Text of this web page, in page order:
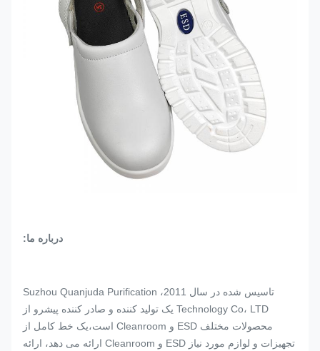
درباره ما:
تاسیس شده در سال 2011، Suzhou Quanjuda Purification
Technology Co، LTD یک تولید کننده و صادر کننده پیشرو از
محصولات مختلف ESD و Cleanroom است،یک خط کامل از
تجهیزات و لوازم مورد نیاز ESD و Cleanroom ارائه می دهد، ارائه